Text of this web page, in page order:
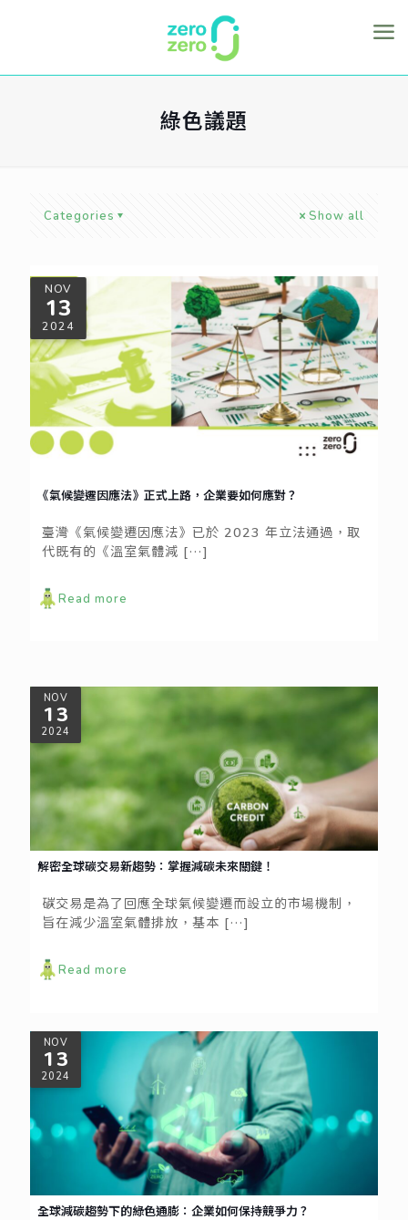
綠色議題
Categories Show all
NOV
13
2024
《氣候變遷因應法》正式上路，企業要如何應對？
臺灣《氣候變遷因應法》已於 2023 年立法通過，取
代既有的《溫室氣體減 […]
Read more
NOV
13
2024
解密全球碳交易新趨勢：掌握減碳未來關鍵！
碳交易是為了回應全球氣候變遷而設立的市場機制，
旨在減少溫室氣體排放，基本 […]
Read more
NOV
13
2024
全球減碳趨勢下的綠色通膨：企業如何保持競爭力？